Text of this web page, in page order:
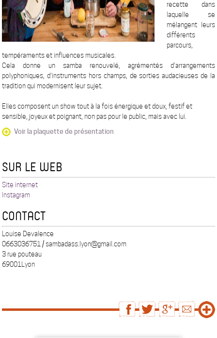
recette dans
laquelle se
mélangent leurs
différents
parcours,
tempéraments et influences musicales.
Cela donne un samba renouvelé, agrémentés d'arrangements
polyphoniques, d'instruments hors champs, de sorties audacieuses de la
tradition qui modernisent leur sujet.
Elles composent un show tout à la fois énergique et doux, festif et
sensible, joyeux et poignant, non pas pour le public, mais avec lui.
Voir la plaquette de présentation
SUR LE WEB
Site internet
Instagram
CONTACT
Louise Devalence
0663036751 / sambadass.lyon@gmail.com
3 rue pouteau
69001Lyon